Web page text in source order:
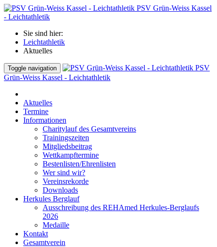
PSV Grün-Weiss Kassel
- Leichtathletik
Sie sind hier:
Leichtathletik
Aktuelles
Toggle navigation
PSV
Grün-Weiss Kassel - Leichtathletik
Aktuelles
Termine
Informationen
Charitylauf des Gesamtvereins
Trainingszeiten
Mitgliedsbeitrag
Wettkampftermine
Bestenlisten/Ehrenlisten
Wer sind wir?
Vereinsrekorde
Downloads
Herkules Berglauf
Ausschreibung des REHAmed Herkules-Berglaufs
2026
Medaille
Kontakt
Gesamtverein